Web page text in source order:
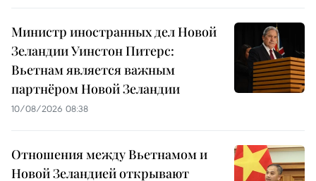
Министр иностранных дел Новой
Зеландии Уинстон Питерс:
Вьетнам является важным
партнёром Новой Зеландии
10/08/2026 08:38
Отношения между Вьетнамом и
Новой Зеландией открывают